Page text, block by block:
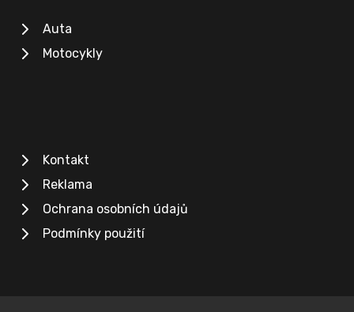
Auta
Motocykly
Kontakt
Reklama
Ochrana osobních údajů
Podmínky použití